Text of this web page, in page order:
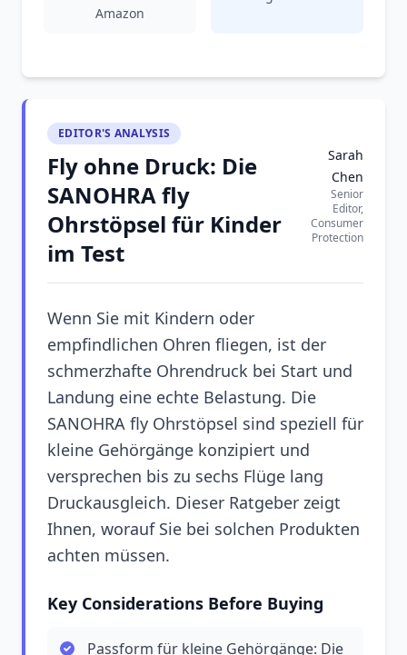
Amazon
EDITOR'S ANALYSIS
Fly ohne Druck: Die
SANOHRA fly
Ohrstöpsel für Kinder
im Test
Sarah
Chen
Senior
Editor,
Consumer
Protection
Wenn Sie mit Kindern oder
empfindlichen Ohren fliegen, ist der
schmerzhafte Ohrendruck bei Start und
Landung eine echte Belastung. Die
SANOHRA fly Ohrstöpsel sind speziell für
kleine Gehörgänge konzipiert und
versprechen bis zu sechs Flüge lang
Druckausgleich. Dieser Ratgeber zeigt
Ihnen, worauf Sie bei solchen Produkten
achten müssen.
Key Considerations Before Buying
Passform für kleine Gehörgänge: Die